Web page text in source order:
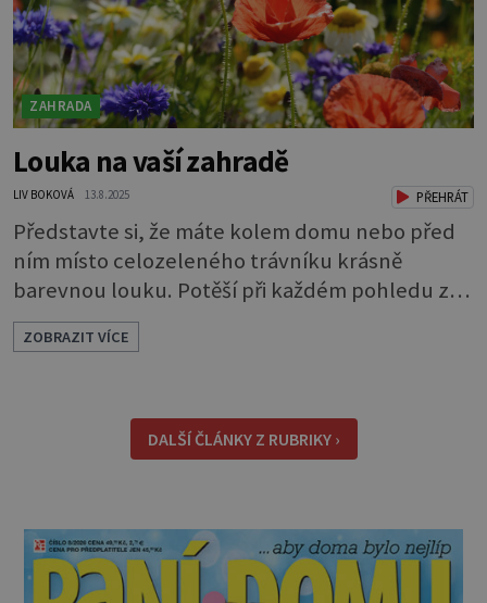
ZAHRADA
Louka na vaší zahradě
LIV BOKOVÁ 13.8.2025 PŘEHRÁT
Představte si, že máte kolem domu nebo před
ním místo celozeleného trávníku krásně
barevnou louku. Potěší při každém pohledu z
okna a navíc příláká užitečný hmyz. Kousek
louky můžete mít i na úplně malém pozemku.
lemování. Louka také dodá vaší zahradě trochu
divokosti. Při plánování zeleně, bez ohledu na
ZOBRAZIT VÍCE
DALŠÍ ČLÁNKY Z RUBRIKY ›